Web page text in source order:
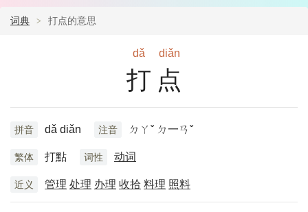
词典 打点的意思
dǎ diǎn
打点
拼音 dǎ diǎn 注音 ㄉㄚˇ ㄉ一ㄢˇ
繁体 打點 词性 动词
近义 管理 处理 办理 收拾 料理 照料